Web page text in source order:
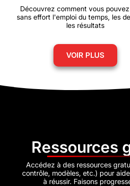
Découvrez comment vous
sans effort l'emploi du temps, les
les résultats
VOIR PLUS
Ressources
Accédez à des ressources
contrôle, modèles, etc.) pour
à réussir. Faisons